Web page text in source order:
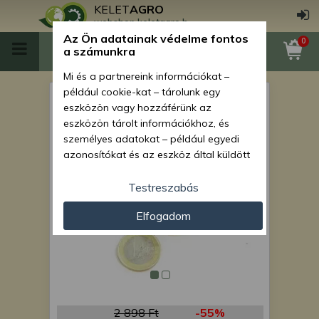
KELETAGRO
webshop.keletagro.hu
0
Jobbos anya Monosem
vetőgépekhez
2 898 Ft -55%
Az Ön adatainak védelme fontos
a számunkra
Mi és a partnereink információkat –
például cookie-kat – tárolunk egy
eszközön vagy hozzáférünk az
eszközön tárolt információkhoz, és
személyes adatokat – például egyedi
azonosítókat és az eszköz által küldött
személyre szabott hirdetések és
tartalom nyújtásához, hirdetés- és
tartalomméréshez, nézettségi adatok
gyűjtéséhez, valamint termékek
kifejlesztéséhez és a termékek
javításához. Az Ön engedélyével mi és a
partnereink eszközleolvasásos
adatokat és azonosítási információkat
Testreszabás
Elfogadom